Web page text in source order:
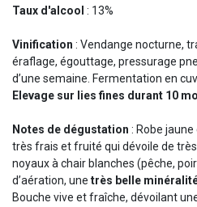
Taux d'alcool : 13%
Vinification : Vendange nocturne,
éraflage, égouttage, pressurage
d’une semaine. Fermentation en
Elevage sur lies fines durant 10
Notes de dégustation : Robe
très frais et fruité qui dévoile de
noyaux à chair blanches (pêche,
d’aération, une très belle
Bouche vive et fraîche, dévoilant